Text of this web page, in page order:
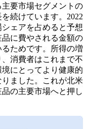
要市場セグメントの
続けています。2022
ェアを占めると予想
に費やされる金額の
ためです。所得の増
消費者はこれまで不
にとってより健康的
ました。これが北米
の主要市場へと押し